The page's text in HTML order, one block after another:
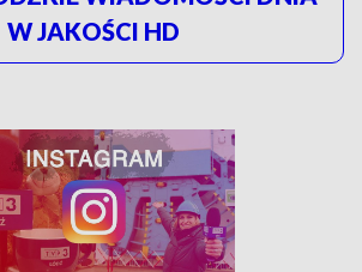
W JAKOŚCI HD